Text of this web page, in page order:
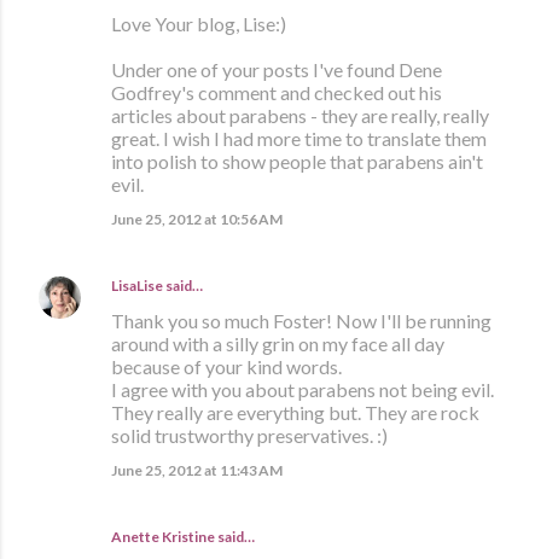
Love Your blog, Lise:)
Under one of your posts I've found Dene
Godfrey's comment and checked out his
articles about parabens - they are really, really
great. I wish I had more time to translate them
into polish to show people that parabens ain't
evil.
June 25, 2012 at 10:56 AM
LisaLise said…
Thank you so much Foster! Now I'll be running
around with a silly grin on my face all day
because of your kind words.
I agree with you about parabens not being evil.
They really are everything but. They are rock
solid trustworthy preservatives. :)
June 25, 2012 at 11:43 AM
Anette Kristine said…